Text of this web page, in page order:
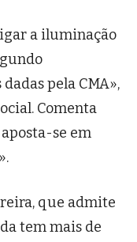
a iluminação
pela CMA»,
Comenta
se em
que admite
tem mais de